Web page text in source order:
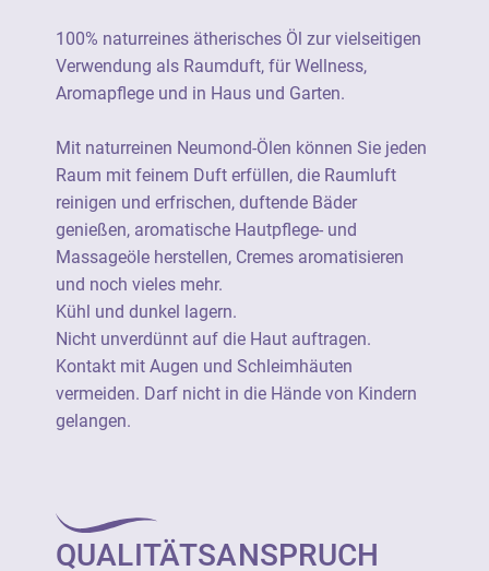
vielseitigen Verwendung als Raumduft, für
Wellness, Aromapflege und in Haus und
Garten.
Nicht unverdünnt auf die Haut auftragen.
Kontakt mit Augen und Schleimhäuten
vermeiden. Darf nicht in die Hände von
Kindern gelangen.
Ätherische Öle von Neumond sind 100%
naturrein (=unverfälscht) und stammen aus
einer botanisch definierten Stammpflanze.
Sie verfügen durchgängig über eine
besonders hohe Produktqualität und sind
soweit wie möglich aus kontrolliert
naturreine Rohstoffe geeignet für die
vielseitige Verwendung als Raumduft, für
100% naturreines ätherisches Öl zur vielseitigen
Verwendung als Raumduft, für Wellness,
Aromapflege und in Haus und Garten.
Mit naturreinen Neumond-Ölen können Sie jeden
Raum mit feinem Duft erfüllen, die Raumluft
reinigen und erfrischen, duftende Bäder
genießen, aromatische Hautpflege- und
Massageöle herstellen, Cremes aromatisieren
und noch vieles mehr.
Kühl und dunkel lagern.
Nicht unverdünnt auf die Haut auftragen.
Kontakt mit Augen und Schleimhäuten
vermeiden. Darf nicht in die Hände von Kindern
gelangen.
QUALITÄTSANSPRUCH